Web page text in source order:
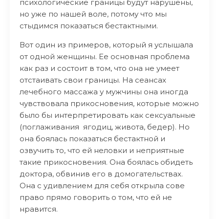
психологические границы будут нарушены,
но уже по нашей воле, потому что мы
стыдимся показаться бестактными.
Вот один из примеров, который я услышала
от одной женщины. Ее основная проблема
как раз и состоит в том, что она не умеет
отстаивать свои границы. На сеансах
лечебного массажа у мужчины она иногда
чувствовала прикосновения, которые можно
было бы интерпретировать как сексуальные
(поглаживания ягодиц, живота, бедер). Но
она боялась показаться бестактной и
озвучить то, что ей неловки и неприятные
такие прикосновения. Она боялась обидеть
доктора, обвинив его в домогательствах.
Она с удивлением для себя открыла сове
право прямо говорить о том, что ей не
нравится.